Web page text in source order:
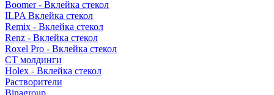
Boomer - Вклейка стекол
ILPA Вклейка стекол
Remix - Вклейка стекол
Renz - Вклейка стекол
Roxel Pro - Вклейка стекол
СТ молдинги
Holex - Вклейка стекол
Растворители
Binagroup